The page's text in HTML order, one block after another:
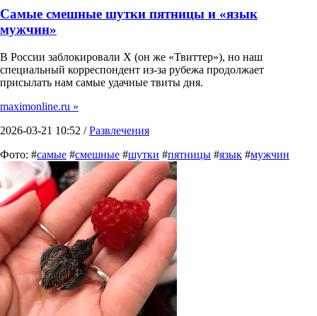
Самые смешные шутки пятницы и «язык
мужчин»
В России заблокировали X (он же «Твиттер»), но наш
специальный корреспондент из-за рубежа продолжает
присылать нам самые удачные твиты дня.
maximonline.ru »
2026-03-21 10:52 /Развлечения
Фото: #самые #смешные #шутки #пятницы #язык #мужчин